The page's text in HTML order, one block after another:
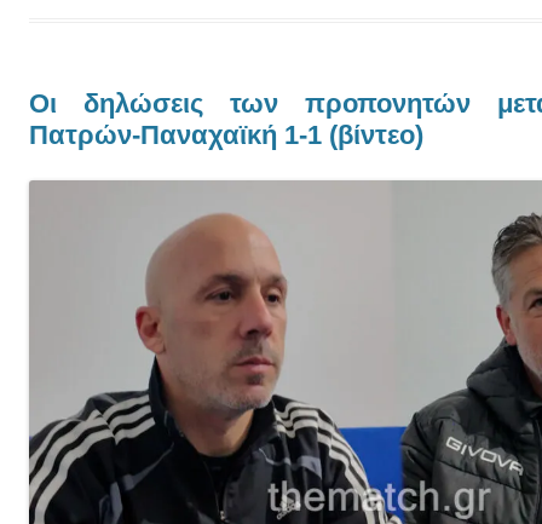
Οι δηλώσεις των προπονητών
Πατρών-Παναχαϊκή 1-1 (βίντεο)